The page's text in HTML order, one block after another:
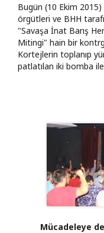
Bugün (10 Ekim
örgütleri ve BHH
"Savaşa İnat Barış
Mitingi" hain bir
Kortejlerin toplanıp
patlatılan iki bomba
Mücadeleye